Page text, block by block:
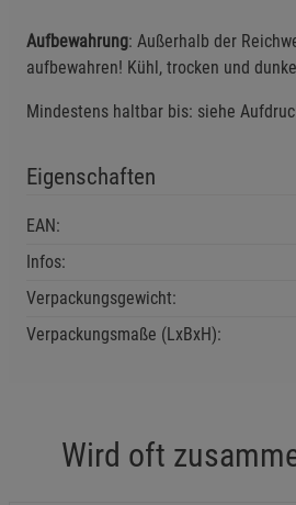
Aufbewahrung: Außerhalb der
aufbewahren! Kühl, trocken und
Mindestens haltbar bis: siehe
Eigenschaften
EAN:
Infos:
Verpackungsgewicht:
Verpackungsmaße (LxBxH):
Wird oft
Beschreibung Funktionale Cookies
Beschreibung Statistik Cookies
Marketing Cookies (3)